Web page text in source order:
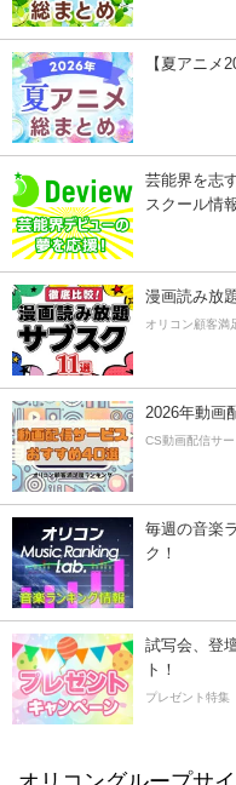
【夏アニメ
芸能界を志
スクール情
漫画読み放
オリコン顧客満
2026年動画
CS動画配信サ
毎週の音楽
ク！
試写会、登
ト！
プレゼント特集